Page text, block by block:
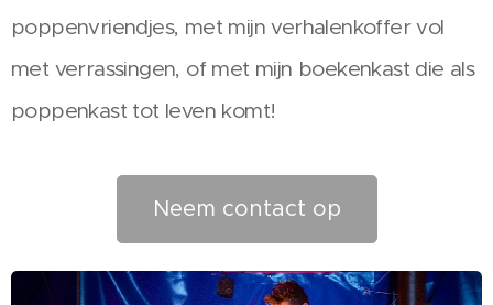
poppenvriendjes, met mijn verhalenkoffer vol
met verrassingen, of met mijn boekenkast die als
poppenkast tot leven komt!
Neem contact op